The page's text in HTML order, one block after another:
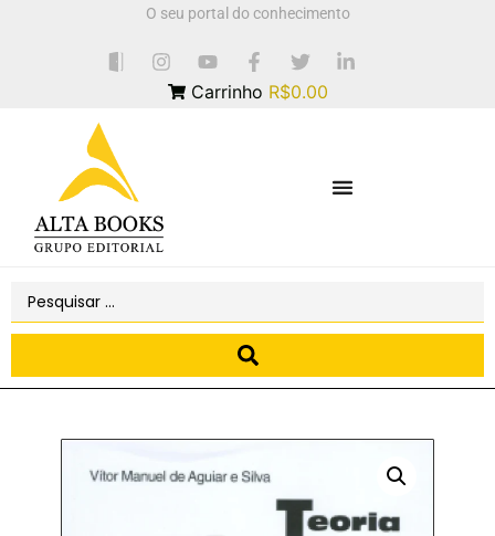
O seu portal do conhecimento
Carrinho R$0.00